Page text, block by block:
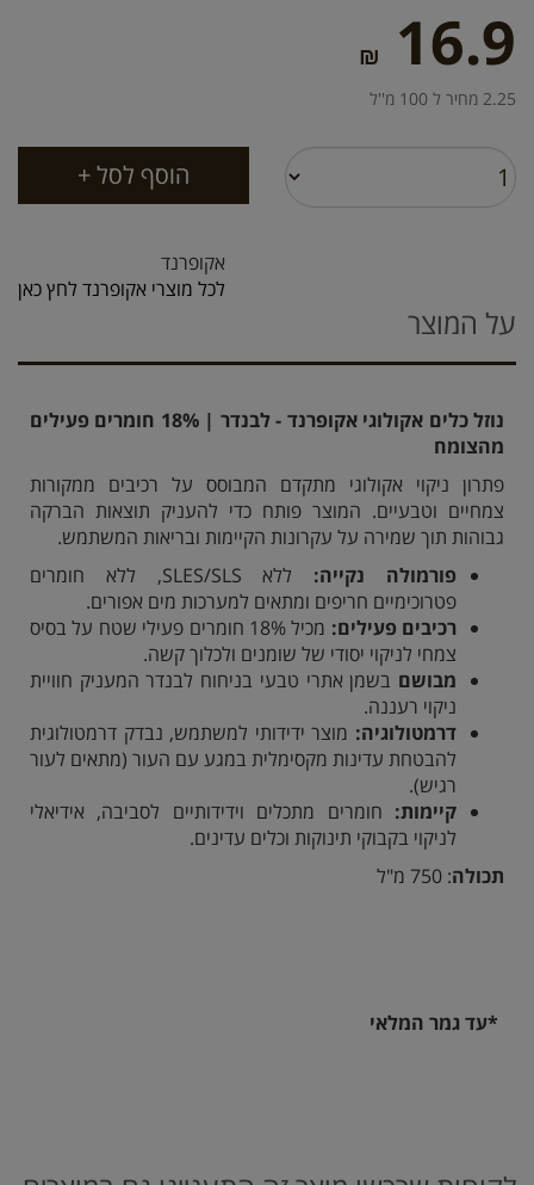
16.9
₪
2.25 מחיר ל 100 מ''ל
אקופרנד
לכל מוצרי אקופרנד לחץ כאן
על המוצר
נוזל כלים אקולוגי אקופרנד - לבנדר | 18% חומרים פעילים
מהצומח
פתרון ניקוי אקולוגי מתקדם המבוסס על רכיבים ממקורות
צמחיים וטבעיים. המוצר פותח כדי להעניק תוצאות הברקה
גבוהות תוך שמירה על עקרונות הקיימות ובריאות המשתמש.
פורמולה נקייה:
ללא SLES/SLS, ללא חומרים
פטרוכימיים חריפים ומתאים למערכות מים אפורים.
רכיבים פעילים:
מכיל 18% חומרים פעילי שטח על בסיס
צמחי לניקוי יסודי של שומנים ולכלוך קשה.
מבושם בשמן אתרי טבעי בניחוח לבנדר המעניק חוויית
ניקוי רעננה.
דרמטולוגיה: מוצר ידידותי למשתמש, נבדק דרמטולוגית
להבטחת עדינות מקסימלית במגע עם העור (מתאים לעור
רגיש).
קיימות: חומרים מתכלים וידידותיים לסביבה, אידיאלי
לניקוי בקבוקי תינוקות וכלים עדינים.
תכולה: 750 מ"ל
*עד גמר המלאי